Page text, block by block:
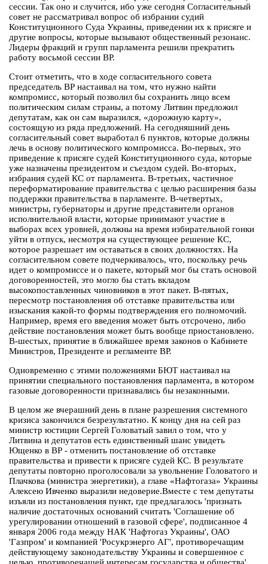
сессии. Так оно и случится, ибо уже сегодня Согласительный
совет не рассматривал вопрос об избрании судий
Конституционного Суда Украины, приведении их к присяге и
другие вопросы, которые вызывают общественный резонанс.
Лидеры фракций и групп парламента решили прекратить
работу восьмой сессии ВР.
Стоит отметить, что в ходе согласительного совета
председатель ВР настаивал на том, что нужно найти
компромисс, который позволил бы сохранить лицо всем
политическим силам страны, а потому Литвин предложил
депутатам, как он сам выразился, «дорожную карту»,
состоящую из ряда предложений. На сегодняшний день
согласительный совет выработал 6 пунктов, которые должны
лечь в основу политического компромисса. Во-первых, это
приведение к присяге судей Конституционного суда, которые
уже назначены президентом и съездом судей. Во-вторых,
избрания судей КС от парламента. В-третьих, частичное
переформатирование правительства с целью расширения базы
поддержки правительства в парламенте. В-четвертых,
министры, губернаторы и другие представители органов
исполнительной власти, которые принимают участие в
выборах всех уровней, должны на время избирательной гонки
уйти в отпуск, несмотря на существующее решение КС,
которое разрешает им оставаться в своих должностях. На
согласительном совете подчеркивалось, что, поскольку речь
идет о компромиссе и о пакете, который мог бы стать основой
договоренностей, это могло бы стать вкладом
высокопоставленных чиновников в этот пакет. В-пятых,
пересмотр постановления об отставке правительства или
изыскания какой-то формы подтверждения его полномочий.
Например, время его введения может быть отсрочено, либо
действие постановления может быть вообще приостановлено.
В-шестых, принятие в ближайшее время законов о Кабинете
Министров, Президенте и регламенте ВР.
Одновременно с этими положениями БЮТ настаивал на
принятии специального постановления парламента, в котором
газовые договоренности признавались бы незаконными.
В целом же вчерашний день в плане разрешения системного
кризиса закончился безрезультатно. К концу дня на сей раз
министр юстиции Сергей Головатый завил о том, что у
Литвина и депутатов есть единственный шанс увидеть
Ющенко в ВР - отменить постановление об отставке
правительства и привести к присяге судей КС. В результате
депутаты повторно проголосовали за увольнение Головатого и
Плачкова (министра энергетики), а главе «Нафтогаза» Украины
Алексею Ивченко выразили недоверие.Вместе с тем депутаты
изъяли из постановления пункт, где предлагалось 'признать
наличие достаточных оснований считать 'Соглашение об
урегулировании отношений в газовой сфере', подписанное 4
января 2006 года между НАК 'Нафтогаз Украины', ОАО
'Газпром' и компанией 'Росукрэнерго АГ', противоречащим
действующему законодательству Украины и совершенное с